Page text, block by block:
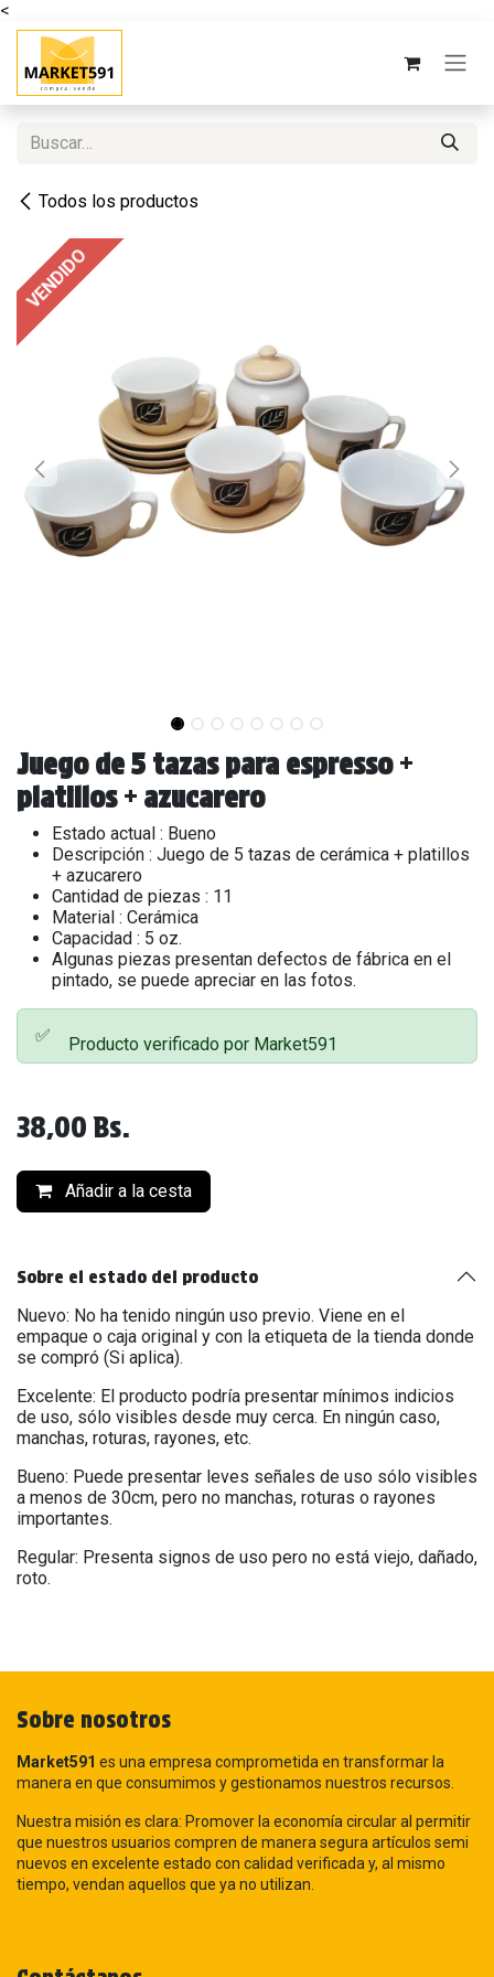
<
Ir al contenido
Todos los productos
VENDIDO
Juego de 5 tazas para espresso +
platillos + azucarero
Estado actual : Bueno
Descripción : Juego de 5 tazas de cerámica + platillos
+ azucarero
Cantidad de piezas : 11
Material : Cerámica
Capacidad : 5 oz.
Algunas piezas presentan defectos de fábrica en el
pintado, se puede apreciar en las fotos.
✅ Producto verificado por Market591
38,00 Bs.
Añadir a la cesta
Sobre el estado del producto
Nuevo: No ha tenido ningún uso previo. Viene en el
empaque o caja original y con la etiqueta de la tienda donde
se compró (Si aplica).
Excelente: El producto podría presentar mínimos indicios
de uso, sólo visibles desde muy cerca. En ningún caso,
manchas, roturas, rayones, etc.
Bueno: Puede presentar leves señales de uso sólo visibles
a menos de 30cm, pero no manchas, roturas o rayones
importantes.
Regular: Presenta signos de uso pero no está viejo, dañado,
roto.
Sobre nosotros
Market591 es una empresa comprometida en transformar la
manera en que consumimos y gestionamos nuestros recursos.
Nuestra misión es clara: Promover la economía circular al permitir
que nuestros usuarios compren de manera segura artículos semi
nuevos en excelente estado con calidad verificada y, al mismo
tiempo, vendan aquellos que ya no utilizan.